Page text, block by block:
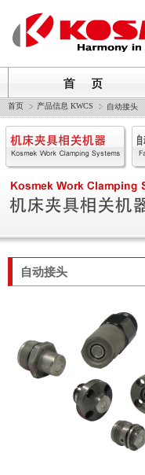
首页 产品信息 KWCS 自动接头
自动接头